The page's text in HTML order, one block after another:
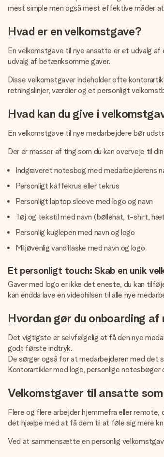
mest simple men også mest effektive måder
Hvad er en velkomstgave?
En velkomstgave til nye ansatte er et udvalg
udvalg af betænksomme gaver.
Disse velkomstgaver indeholder ofte
retningslinjer, værdier og et personligt
Hvad kan du give i
En velkomstgave til nye medarbejdere bør
Der er masser af ting som du kan overveje til
Indgraveret notesbog med medarbejderens
Personligt kaffekrus eller tekrus
Personligt laptop sleeve med logo og navn
Tøj og tekstil med navn (bøllehat, t-shirt,
Personlig kuglepen med navn og logo
Miljøvenlig vandflaske med navn og logo
Et personligt touch: Skab en unik
Gaver med logo er ikke det eneste, du kan
kan endda lave en videohilsen til alle nye
Hvordan gør du onboarding
Det vigtigste er selvfølgelig at få den nye
godt første indtryk.
De sørger også for at medarbejderen med det
Kontorartikler med logo, personlige
Velkomstgaver til ansatte
Flere og flere arbejder hjemmefra eller
det hjælpe med at få dem til at føle sig mere
Ved at sammensætte en personlig